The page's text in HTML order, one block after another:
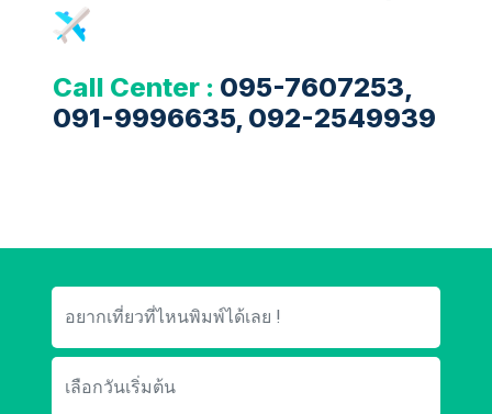
Call Center : 095-7607253,
091-9996635, 092-2549939